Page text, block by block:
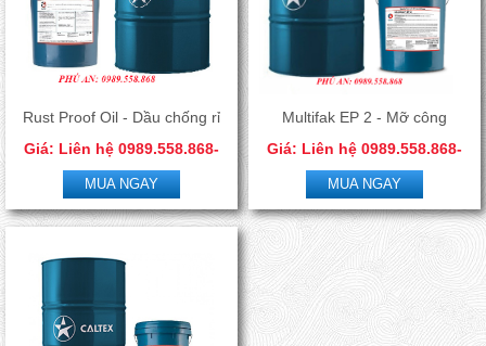
Rust Proof Oil - Dầu chống rỉ
sét
Giá: Liên hệ 0989.558.868-
0966.506.288
MUA NGAY
Multifak EP 2 - Mỡ công
nghiệp đa dụng
Giá: Liên hệ 0989.558.868-
0966.506.288
MUA NGAY